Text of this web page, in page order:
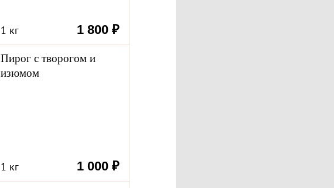
1 кг 1 800 ₽
Пирог с творогом и
изюмом
1 кг 1 000 ₽